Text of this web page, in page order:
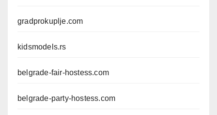
gradprokuplje.com
kidsmodels.rs
belgrade-fair-hostess.com
belgrade-party-hostess.com